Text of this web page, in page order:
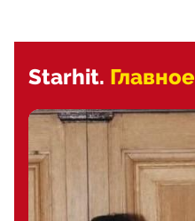
Starhit. Главное